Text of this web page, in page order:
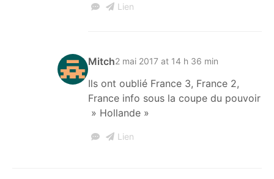
Lien
Mitch2 mai 2017 at 14 h 36 min
Ils ont oublié France 3, France 2,
France info sous la coupe du pouvoir
» Hollande »
Lien